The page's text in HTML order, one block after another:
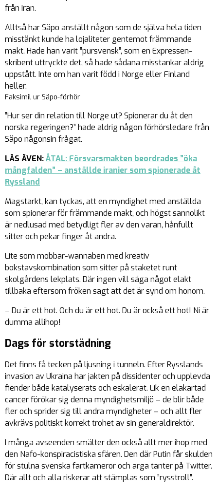
från Iran.
Alltså har Säpo anställt någon som de själva hela tiden
misstänkt kunde ha lojaliteter gentemot främmande
makt. Hade han varit ”pursvensk”, som en Expressen-
skribent uttryckte det, så hade sådana misstankar aldrig
uppstått. Inte om han varit född i Norge eller Finland
heller.
Faksimil ur Säpo-förhör
”Hur ser din relation till Norge ut? Spionerar du åt den
norska regeringen?” hade aldrig någon förhörsledare från
Säpo någonsin frågat.
LÄS ÄVEN:ÅTAL: Försvarsmakten beordrades ”öka
mångfalden” – anställde iranier som spionerade åt
Ryssland
Magstarkt, kan tyckas, att en myndighet med anställda
som spionerar för främmande makt, och högst sannolikt
är nedlusad med betydligt fler av den varan, hånfullt
sitter och pekar finger åt andra.
Lite som mobbar-wannaben med kreativ
bokstavskombination som sitter på staketet runt
skolgårdens lekplats. Där ingen vill säga något elakt
tillbaka eftersom fröken sagt att det är synd om honom.
– Du är ett hot. Och du är ett hot. Du är också ett hot! Ni är
dumma allihop!
Dags för storstädning
Det finns få tecken på ljusning i tunneln. Efter Rysslands
invasion av Ukraina har jakten på dissidenter och upplevda
fiender både katalyserats och eskalerat. Lik en elakartad
cancer förökar sig denna myndighetsmiljö – de blir både
fler och sprider sig till andra myndigheter – och allt fler
avkrävs politiskt korrekt trohet av sin generaldirektör.
I många avseenden smälter den också allt mer ihop med
den Nafo-konspiracistiska sfären. Den där Putin får skulden
för stulna svenska fartkameror och arga tanter på Twitter.
Där allt och alla riskerar att stämplas som ”rysstroll”.